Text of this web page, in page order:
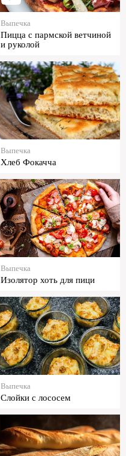
Выпечка
Пицца с пармской ветчиной
и руколой
Выпечка
Хлеб Фокачча
Выпечка
Изолятор хоть для пици
Выпечка
Слойки с лососем